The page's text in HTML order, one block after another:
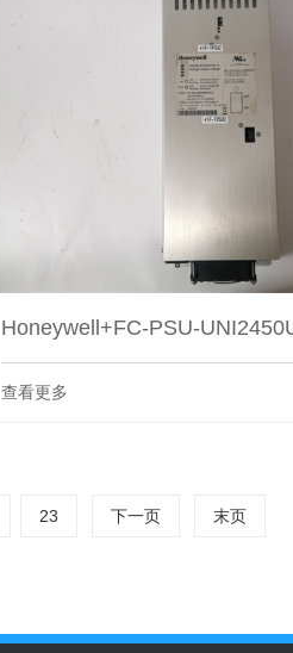
Honeywell+FC-PSU-
查看更多
23 下一页 末页